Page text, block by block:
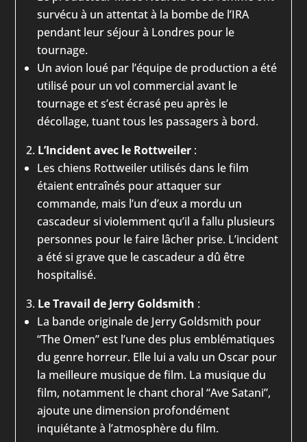
survécu à un attentat à la bombe de l’IRA
pendant leur séjour à Londres pour le
tournage.
Un avion loué par l’équipe de production a été
utilisé pour un vol commercial avant le
tournage et s’est écrasé peu après le
décollage, tuant tous les passagers à bord.
L’Incident avec le Rottweiler :
Les chiens Rottweiler utilisés dans le film
étaient entraînés pour attaquer sur
commande, mais l’un d’eux a mordu un
cascadeur si violemment qu’il a fallu plusieurs
personnes pour le faire lâcher prise. L’incident
a été si grave que le cascadeur a dû être
hospitalisé.
Le Travail de Jerry Goldsmith :
La bande originale de Jerry Goldsmith pour
“The Omen” est l’une des plus emblématiques
du genre horreur. Elle lui a valu un Oscar pour
la meilleure musique de film. La musique du
film, notamment le chant choral “Ave Satani”,
ajoute une dimension profondément
inquiétante à l’atmosphère du film.